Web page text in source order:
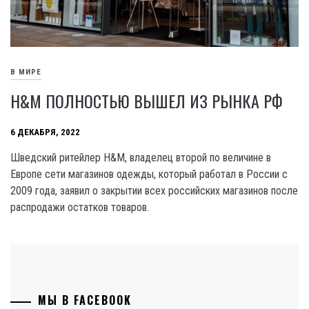
В МИРЕ
H&M ПОЛНОСТЬЮ ВЫШЕЛ ИЗ РЫНКА РФ
6 ДЕКАБРЯ, 2022
Шведский ритейлер H&M, владелец второй по величине в
Европе сети магазинов одежды, который работал в России с
2009 года, заявил о закрытии всех российских магазинов после
распродажи остатков товаров.
МЫ В FACEBOOK